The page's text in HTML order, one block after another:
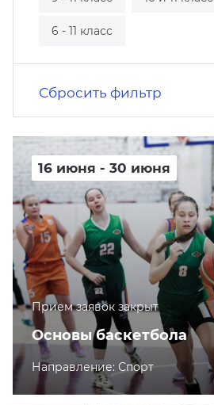
6 - 11 класс
Сбросить фильтр
16 июня - 30 июня
Прием заявок закрыт
Основы баскетбола
Направление: Спорт